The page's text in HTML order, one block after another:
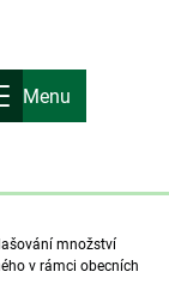
Menu
množství
v rámci obecních